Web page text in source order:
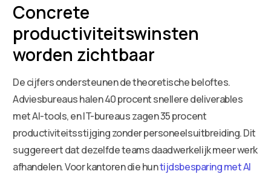
Concrete
productiviteitswinsten
worden zichtbaar
De cijfers ondersteunen de theoretische beloftes.
Adviesbureaus halen 40 procent snellere deliverables
met AI-tools, en IT-bureaus zagen 35 procent
productiviteitsstijging zonder personeelsuitbreiding. Dit
suggereert dat dezelfde teams daadwerkelijk meer werk
afhandelen. Voor kantoren die huntijdsbesparing met AI